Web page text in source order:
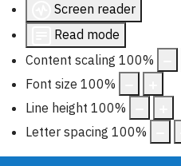
Screen reader
Read mode
Content scaling 100%
Font size 100%
Line height 100%
Letter spacing 100%